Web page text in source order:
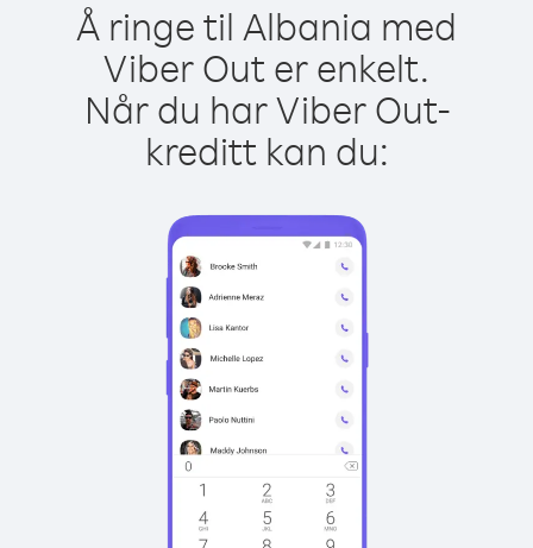
Å ringe til Albania med
Viber Out er enkelt.
Når du har Viber Out-
kreditt kan du: